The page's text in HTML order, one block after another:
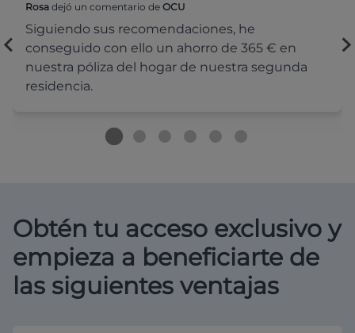
Rosa dejó un comentario de OCU
Siguiendo sus recomendaciones, he
conseguido con ello un ahorro de 365 € en
nuestra póliza del hogar de nuestra segunda
residencia.
Obtén tu acceso exclusivo y
empieza a beneficiarte de
las siguientes ventajas